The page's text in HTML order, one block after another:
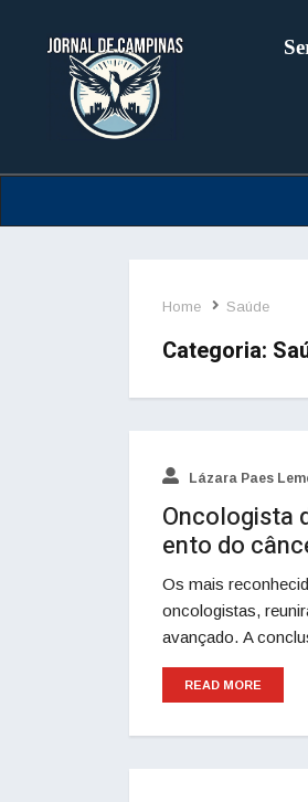
Home Saúde
Categoria:
Lázara Paes
Oncologista
ento do
Os mais
oncologistas,
avançado. A
READ MORE